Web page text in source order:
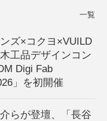
一覧
ズ×コクヨ×VUILD
工品デザインコン
Digi Fab
」を初開催
らが登壇、「長谷